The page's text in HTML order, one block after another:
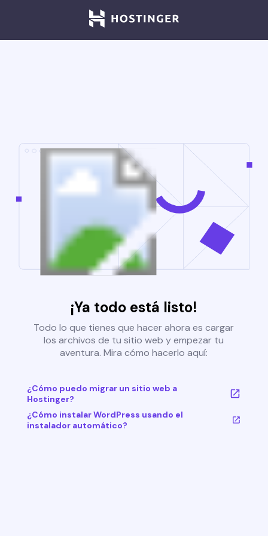
¡Ya todo está listo!
Todo lo que tienes que hacer ahora es cargar
los archivos de tu sitio web y empezar tu
aventura. Mira cómo hacerlo aquí:
¿Cómo puedo migrar un sitio web a
Hostinger?
¿Cómo instalar WordPress usando el
instalador automático?